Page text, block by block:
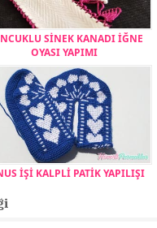
SİNEK KANADI İĞNE
OYASI YAPIMI
İŞİ KALPLİ PATİK YAPILIŞI